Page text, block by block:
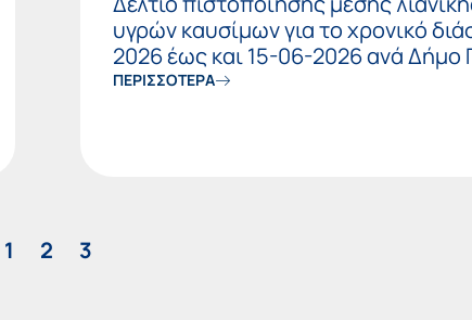
υγρών καυσίμων για το χρονικό
2026 έως και 15-06-2026 ανά Δήμο
ΠΕΡΙΣΣΟΤΕΡΑ
1 2 3